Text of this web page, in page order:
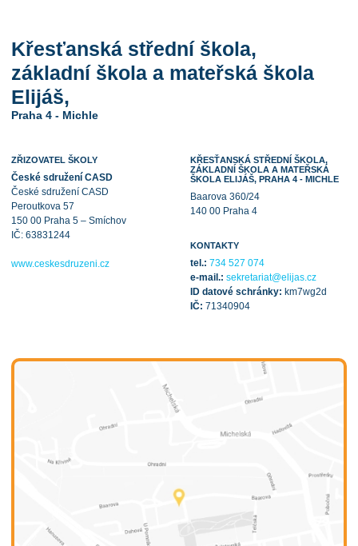
Křesťanská střední škola,
základní škola a mateřská škola
Elijáš,
Praha 4 - Michle
ZŘIZOVATEL ŠKOLY
České sdružení CASD
České sdružení CASD
Peroutkova 57
150 00 Praha 5 – Smíchov
IČ: 63831244
www.ceskesdruzeni.cz
KŘESŤANSKÁ STŘEDNÍ ŠKOLA,
ZÁKLADNÍ ŠKOLA A MATEŘSKÁ
ŠKOLA ELIJÁŠ, PRAHA 4 - MICHLE
Baarova 360/24
140 00 Praha 4
KONTAKTY
tel.: 734 527 074
e-mail.: sekretariat@elijas.cz
ID datové schránky: km7wg2d
IČ: 71340904